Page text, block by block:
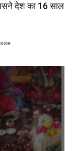
देश का 16 साल